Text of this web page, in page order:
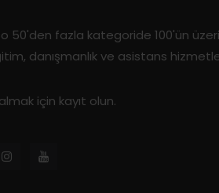
50'den fazla kategoride 100'ün
danışmanlık ve asistans
için kayıt olun.